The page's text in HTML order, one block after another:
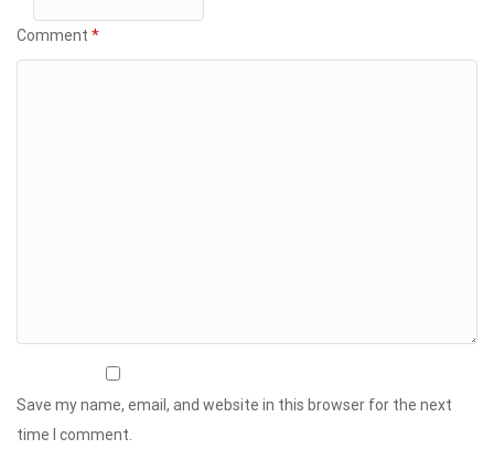
Comment *
Save my name, email, and website in this browser for the next
time I comment.